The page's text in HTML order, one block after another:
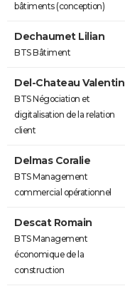
bâtiments (conception)
Dechaumet Lilian
BTS Bâtiment
Del-Chateau Valentin
BTS Négociation et
digitalisation de la relation
client
Delmas Coralie
BTS Management
commercial opérationnel
Descat Romain
BTS Management
économique de la
construction